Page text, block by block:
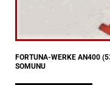
FORTUNA-WERKE AN400
SOMUNU